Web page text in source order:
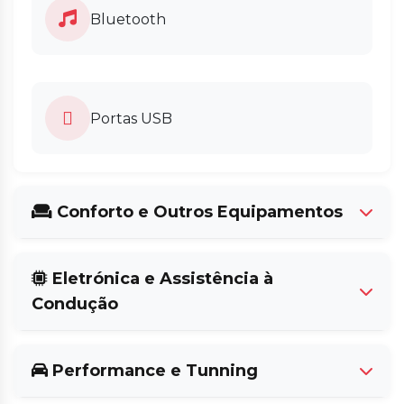
Bluetooth
Portas USB
Conforto e Outros Equipamentos
Tecto Panorâmico
A/C Manual
Eletrónica e Assistência à
Condução
Faróis de Nevoeiro
Performance e Tunning